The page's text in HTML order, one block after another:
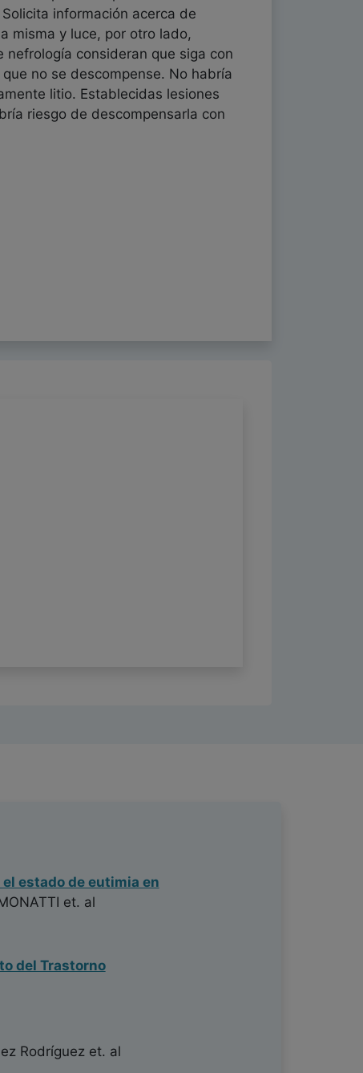
información acerca de
misma y luce, por otro lado,
consideran que siga con
no se descompense. No habría
litio. Establecidas lesiones
riesgo de descompensarla con
estado de eutimia en
et. al
del Trastorno
Rodríguezet. al